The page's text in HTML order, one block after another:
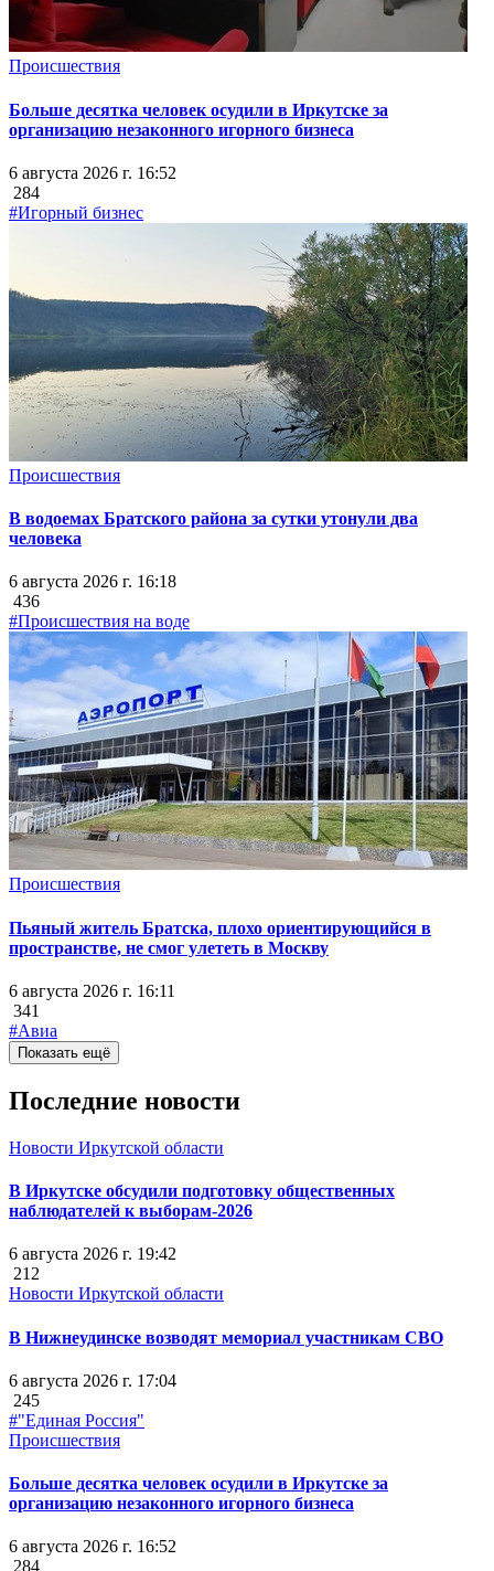
Происшествия
Больше десятка человек осудили в Иркутске за
организацию незаконного игорного бизнеса
6 августа 2026 г. 16:52
284
#Игорный бизнес
Происшествия
В водоемах Братского района за сутки утонули два
человека
6 августа 2026 г. 16:18
436
#Происшествия на воде
Происшествия
Пьяный житель Братска, плохо ориентирующийся в
пространстве, не смог улететь в Москву
6 августа 2026 г. 16:11
341
#Авиа
Показать ещё
Последние новости
Новости Иркутской области
В Иркутске обсудили подготовку общественных
наблюдателей к выборам-2026
6 августа 2026 г. 19:42
212
Новости Иркутской области
В Нижнеудинске возводят мемориал участникам СВО
6 августа 2026 г. 17:04
245
#"Единая Россия"
Происшествия
Больше десятка человек осудили в Иркутске за
организацию незаконного игорного бизнеса
6 августа 2026 г. 16:52
284